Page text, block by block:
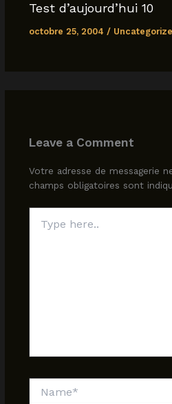
Test d’aujourd’hui 10
octobre 25, 2004 /
Leave a Comment
Votre adresse de messagerie
champs obligatoires sont
here..